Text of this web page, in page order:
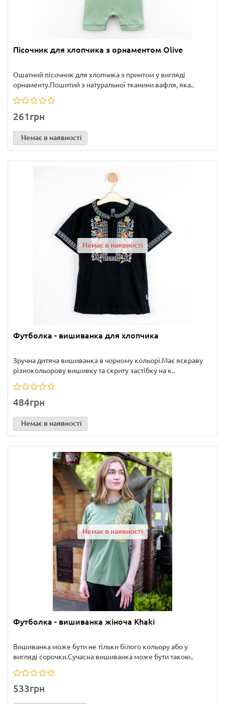
Пісочник для хлопчика з орнаментом Olive
Ошатний пісочник для хлопчика з принтом у вигляді
орнаменту.Пошитий з натуральної тканини вафля, яка..
261грн
Немає в наявності
Немає в наявності
Футболка - вишиванка для хлопчика
Зручна дитяча вишиванка в чорному кольорі.Має яскраву
різнокольорову вишивку та скриту застібку на к..
484грн
Немає в наявності
Немає в наявності
Футболка - вишиванка жіноча Khaki
Вишиванка може бути не тільки білого кольору або у
вигляді сорочки.Сучасна вишиванка може бути такою..
533грн